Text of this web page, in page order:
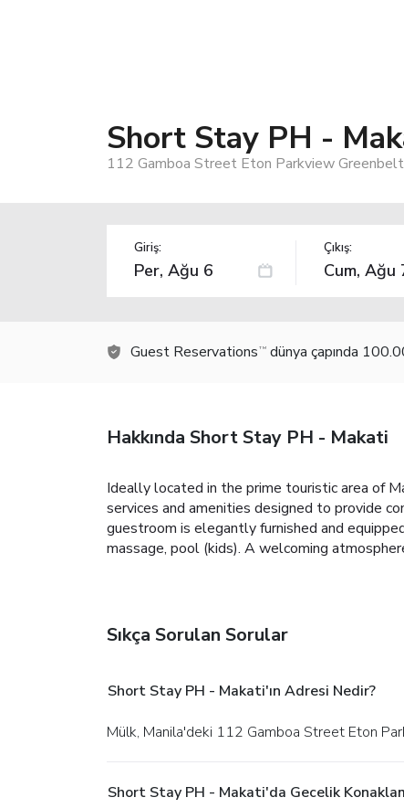
Short Stay PH -
112 Gamboa Street Eton Parkview
Giriş: Çıkış:
Guest Reservations TM dünya çapında
Hakkında Short Stay PH - Makati
Ideally located in the prime touristic area of
services and amenities designed to provide
guestroom is elegantly furnished and
massage, pool (kids). A welcoming
Sıkça Sorulan Sorular
Short Stay PH - Makati'ın Adresi Nedir?
Mülk, Manila'deki 112 Gamboa Street Eton
Short Stay PH - Makati'da Gecelik